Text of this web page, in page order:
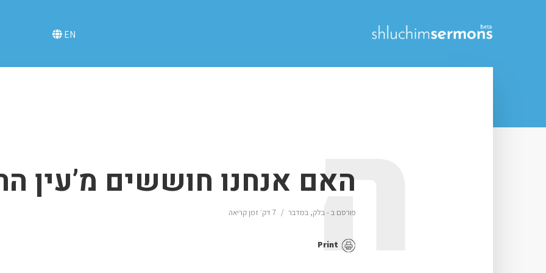
EN
האם אנחנו חוששים מ’עין
פורסם ב -בלק, במדבר 7 דק׳ זמן קריאה ה
Print